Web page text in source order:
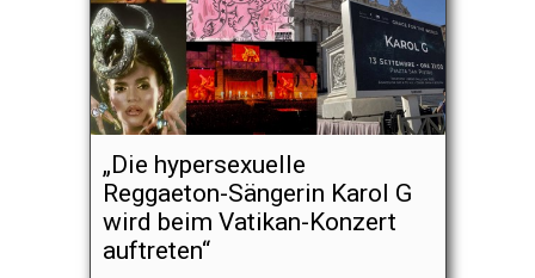
„Die hypersexuelle
Reggaeton-Sängerin Karol G
wird beim Vatikan-Konzert
auftreten“